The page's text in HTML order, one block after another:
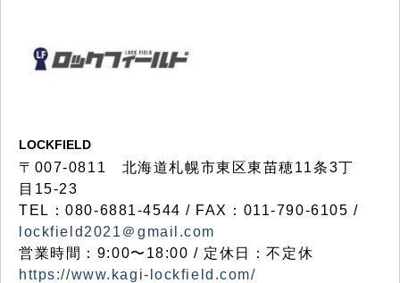
LOCKFIELD
〒007-0811 北海道札幌市東区東苗穂11条3丁
目15-23
TEL：080-6881-4544 / FAX：011-790-6105 /
lockfield2021＠gmail.com
営業時間：9:00〜18:00 / 定休日：不定休
https://www.kagi-lockfield.com/